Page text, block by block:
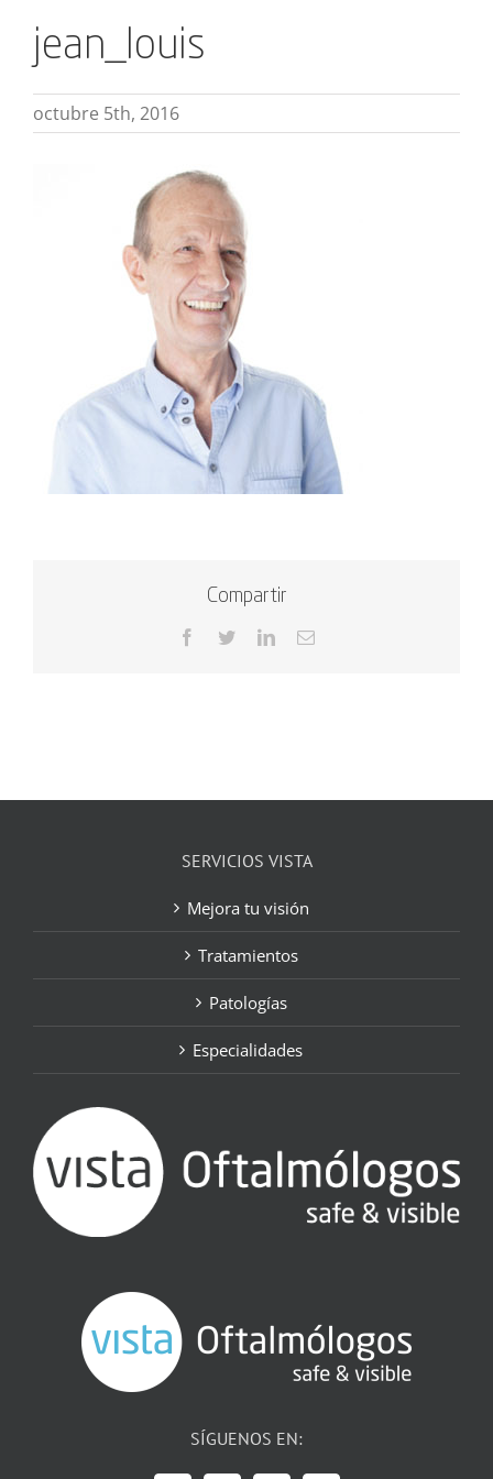
jean_louis
octubre 5th, 2016
Compartir
Facebook
TwitterLinkedInCorreo
SERVICIOS VISTA
Mejora tu visión
Tratamientos
Patologías
Especialidades
SÍGUENOS EN: